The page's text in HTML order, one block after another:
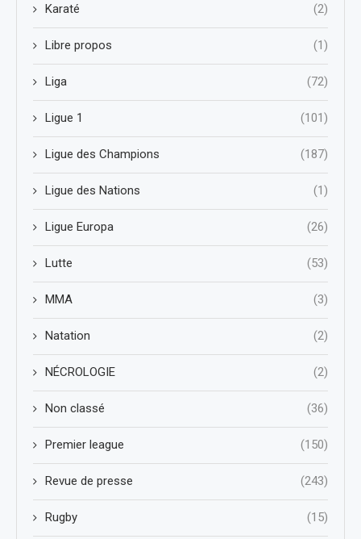
Karaté (2)
Libre propos (1)
Liga (72)
Ligue 1 (101)
Ligue des Champions (187)
Ligue des Nations (1)
Ligue Europa (26)
Lutte (53)
MMA (3)
Natation (2)
NÉCROLOGIE (2)
Non classé (36)
Premier league (150)
Revue de presse (243)
Rugby (15)